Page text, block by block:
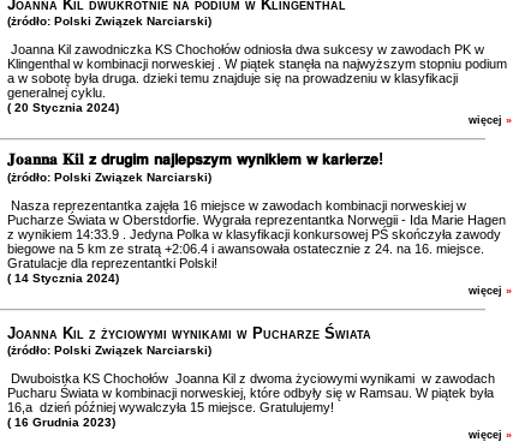
Joanna Kil dwukrotnie na podium w Klingenthal
(żródło: Polski Związek Narciarski)
Joanna Kil zawodniczka KS Chochołów odniosła dwa sukcesy w zawodach PK w
Klingenthal w kombinacji norweskiej . W piątek stanęła na najwyższym stopniu podium
a w sobotę była druga. dzieki temu znajduje się na prowadzeniu w klasyfikacji
generalnej cyklu.
( 20 Stycznia 2024)
więcej »
𝐉𝐨𝐚𝐧𝐧𝐚 𝐊𝐢𝐥 𝘇 𝗱𝗿𝘂𝗴𝗶𝗺 𝗻𝗮𝗷𝗹𝗲𝗽𝘀𝘇𝘆𝗺 𝘄𝘆𝗻𝗶𝗸𝗶𝗲𝗺 𝘄 𝗸𝗮𝗿𝗶𝗲𝗿𝘇𝗲!
(żródło: Polski Związek Narciarski)
Nasza reprezentantka zajęła 16 miejsce w zawodach kombinacji norweskiej w
Pucharze Świata w Oberstdorfie. Wygrała reprezentantka Norwegii - Ida Marie Hagen
z wynikiem 14:33.9 . Jedyna Polka w klasyfikacji konkursowej PŚ skończyła zawody
biegowe na 5 km ze stratą +2:06.4 i awansowała ostatecznie z 24. na 16. miejsce.
Gratulacje dla reprezentantki Polski!
( 14 Stycznia 2024)
więcej »
Joanna Kil z życiowymi wynikami w Pucharze Świata
(żródło: Polski Związek Narciarski)
Dwuboistka KS Chochołów Joanna Kil z dwoma życiowymi wynikami w zawodach
Pucharu Świata w kombinacji norweskiej, które odbyły się w Ramsau. W piątek była
16,a dzień później wywalczyła 15 miejsce. Gratulujemy!
( 16 Grudnia 2023)
więcej »